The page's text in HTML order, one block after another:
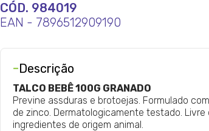
CÓD. 984019
EAN - 7896512909190
-Descrição
TALCO BEBÊ 100G GRANADO
Previne assduras e brotoejas. Formulado
de zinco. Dermatologicamente testado.
ingredientes de origem animal.